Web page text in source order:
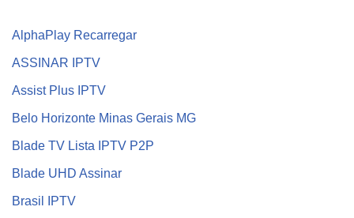
AlphaPlay Recarregar
ASSINAR IPTV
Assist Plus IPTV
Belo Horizonte Minas Gerais MG
Blade TV Lista IPTV P2P
Blade UHD Assinar
Brasil IPTV